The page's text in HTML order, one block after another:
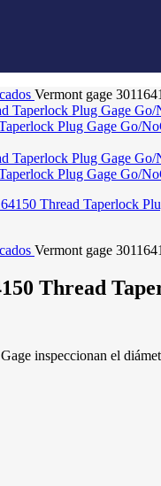
Vermont gage
Plug Gage Go/
Plug Gage Go/
Vermont gage
Thread
inspeccionan el